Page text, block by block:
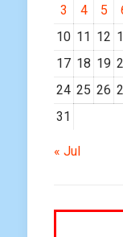
3
4 5
10 11 12
17 18 19
24 25 26
31
« Jul